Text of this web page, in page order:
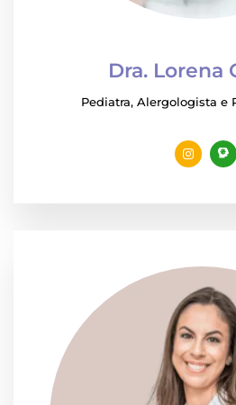
Dra. Lorena
Pediatra, Alergologista e